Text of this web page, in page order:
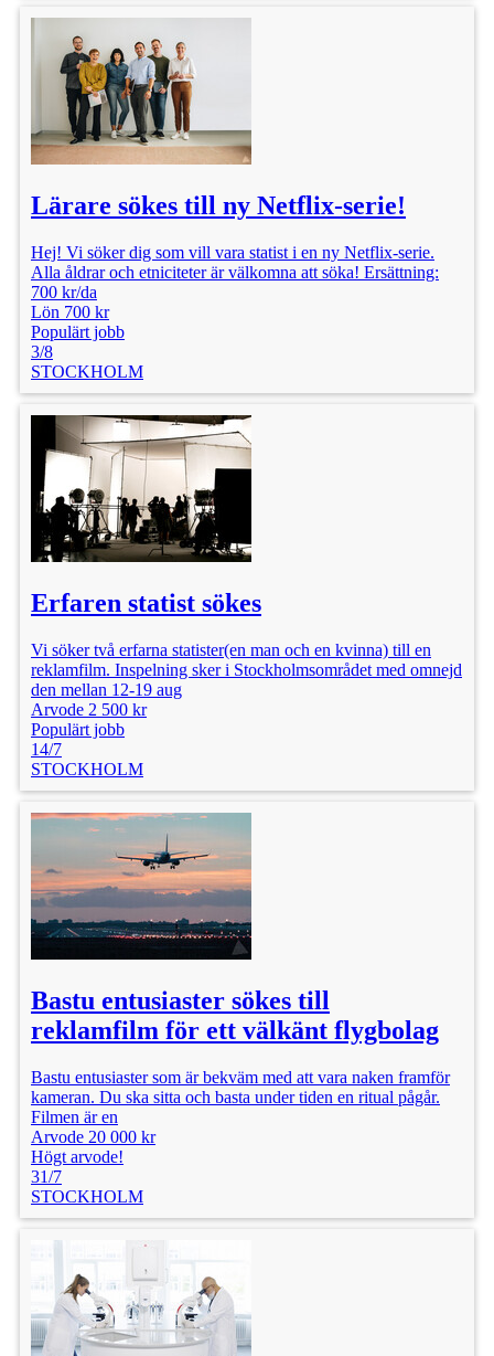
Lärare sökes till ny Netflix-serie!
Hej! Vi söker dig som vill vara statist i en ny Netflix-serie.
Alla åldrar och etniciteter är välkomna att söka! Ersättning:
700 kr/da
Lön 700 kr
Populärt jobb
3/8
STOCKHOLM
Erfaren statist sökes
Vi söker två erfarna statister(en man och en kvinna) till en
reklamfilm. Inspelning sker i Stockholmsområdet med omnejd
den mellan 12-19 aug
Arvode 2 500 kr
Populärt jobb
14/7
STOCKHOLM
Bastu entusiaster sökes till
reklamfilm för ett välkänt flygbolag
Bastu entusiaster som är bekväm med att vara naken framför
kameran. Du ska sitta och basta under tiden en ritual pågår.
Filmen är en
Arvode 20 000 kr
Högt arvode!
31/7
STOCKHOLM